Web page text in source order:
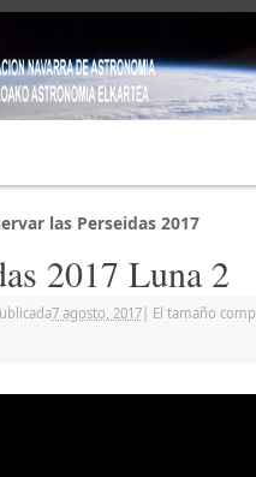
las Perseidas 2017
2017 Luna 2
7 agosto, 2017| El tamaño